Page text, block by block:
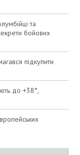
та
бойових
підкупити
до +38°,